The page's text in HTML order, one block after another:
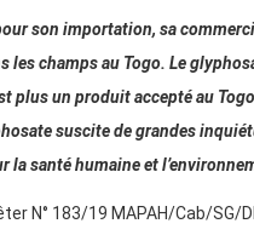
pour son importation, sa
les champs au Togo. Le
plus un produit accepté au
suscite de grandes
la santé humaine et
N° 183/19 MAPAH/Cab/SG/